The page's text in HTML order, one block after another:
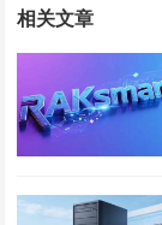
相关文章